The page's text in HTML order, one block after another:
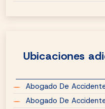
Ubicaciones
Abogado De
Abogado De